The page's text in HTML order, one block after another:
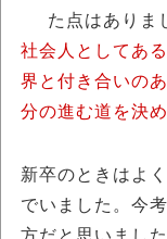
た点はありま
社会人としてあ
界と付き合いの
分の進む道を決
新卒のときはよ
でいました。今
方だと思いました